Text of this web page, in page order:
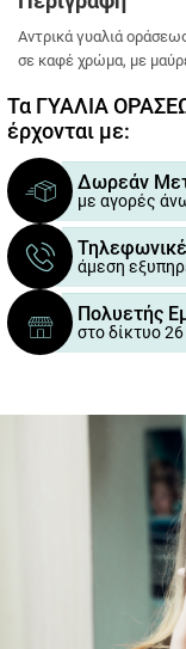
Αντρικά γυαλιά
σε καφέ χρώμα, με
Τα ΓΥΑΛΙΑ
έρχονται με:
Δωρεάν
με αγορές
άμεση
Πολυετής
στο δίκτυο